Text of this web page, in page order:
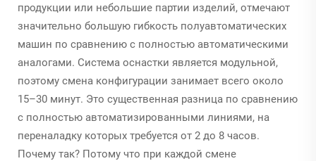
продукции или небольшие партии изделий, отмечают
значительно большую гибкость полуавтоматических
машин по сравнению с полностью автоматическими
аналогами. Система оснастки является модульной,
поэтому смена конфигурации занимает всего около
15–30 минут. Это существенная разница по сравнению
с полностью автоматизированными линиями, на
переналадку которых требуется от 2 до 8 часов.
Почему так? Потому что при каждой смене